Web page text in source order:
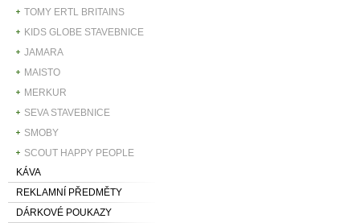
TOMY ERTL BRITAINS
KIDS GLOBE STAVEBNICE
JAMARA
MAISTO
MERKUR
SEVA STAVEBNICE
SMOBY
SCOUT HAPPY PEOPLE
KÁVA
REKLAMNÍ PŘEDMĚTY
DÁRKOVÉ POUKAZY